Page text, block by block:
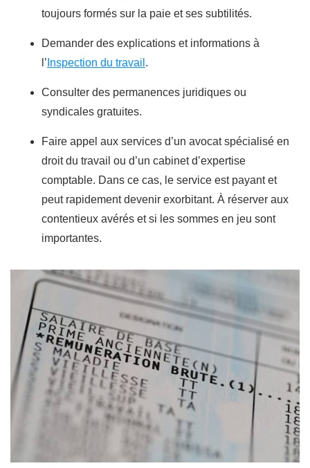
toujours formés sur la paie et ses subtilités.
Demander des explications et informations à
l’ Inspection du travail .
Consulter des permanences juridiques ou
syndicales gratuites.
Faire appel aux services d’un avocat spécialisé en
droit du travail ou d’un cabinet d’expertise
comptable. Dans ce cas, le service est payant et
peut rapidement devenir exorbitant. À réserver aux
contentieux avérés et si les sommes en jeu sont
importantes.